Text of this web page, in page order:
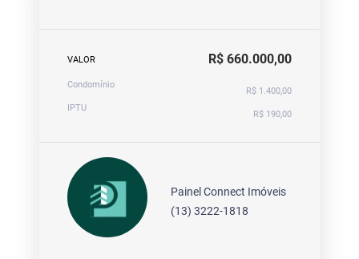
VALOR R$ 660.000,00
Condomínio
R$ 1.400,00
IPTU
R$ 190,00
Painel Connect Imóveis
(13) 3222-1818